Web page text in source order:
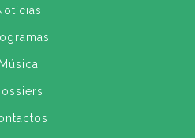
Música